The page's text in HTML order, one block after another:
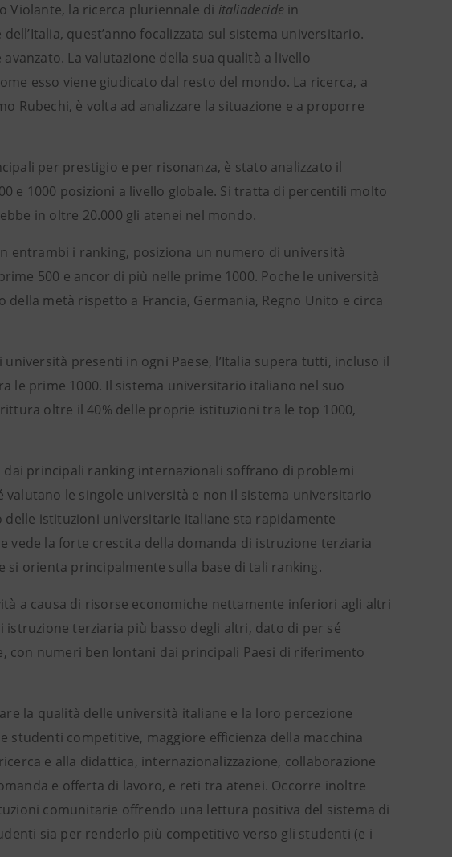
Violante, la ricerca pluriennale di italiadecide in
quest’anno focalizzata sul sistema universitario.
La valutazione della sua qualità a livello
esso viene giudicato dal resto del mondo. La ricerca, a
Rubechi, è volta ad analizzare la situazione e a proporre
per prestigio e per risonanza, è stato analizzato il
e 1000 posizioni a livello globale. Si tratta di percentili molto
in oltre 20.000 gli atenei nel mondo.
entrambi i ranking, posiziona un numero di università
500 e ancor di più nelle prime 1000. Poche le università
metà rispetto a Francia, Germania, Regno Unito e circa
presenti in ogni Paese, l’Italia supera tutti, incluso il
le prime 1000. Il sistema universitario italiano nel suo
oltre il 40% delle proprie istituzioni tra le top 1000,
principali ranking internazionali soffrano di problemi
le singole università e non il sistema universitario
istituzioni universitarie italiane sta rapidamente
la forte crescita della domanda di istruzione terziaria
si orienta principalmente sulla base di tali ranking.
a causa di risorse economiche nettamente inferiori agli altri
terziaria più basso degli altri, dato di per sé
con numeri ben lontani dai principali Paesi di riferimento
la qualità delle università italiane e la loro percezione
studenti competitive, maggiore efficienza della macchina
e alla didattica, internazionalizzazione, collaborazione
e offerta di lavoro, e reti tra atenei. Occorre inoltre
comunitarie offrendo una lettura positiva del sistema di
sia per renderlo più competitivo verso gli studenti (e i